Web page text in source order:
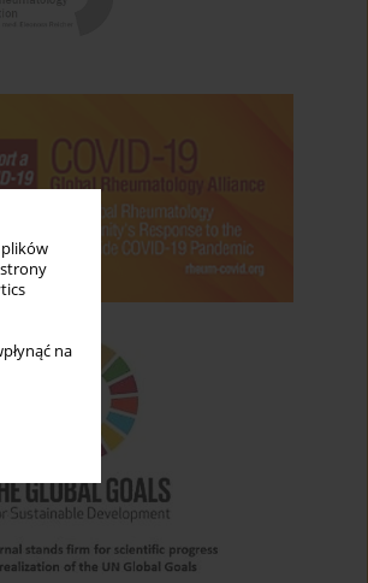
strony
na